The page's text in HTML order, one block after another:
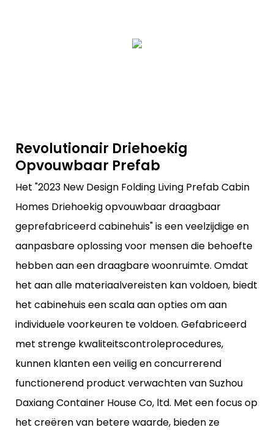
Revolutionair Driehoekig
Opvouwbaar Prefab
Het "2023 New Design Folding Living Prefab Cabin
Homes Driehoekig opvouwbaar draagbaar
geprefabriceerd cabinehuis" is een veelzijdige en
aanpasbare oplossing voor mensen die behoefte
hebben aan een draagbare woonruimte. Omdat
het aan alle materiaalvereisten kan voldoen, biedt
het cabinehuis een scala aan opties om aan
individuele voorkeuren te voldoen. Gefabriceerd
met strenge kwaliteitscontroleprocedures,
kunnen klanten een veilig en concurrerend
functionerend product verwachten van Suzhou
Daxiang Container House Co, ltd. Met een focus op
het creëren van betere waarde, bieden ze